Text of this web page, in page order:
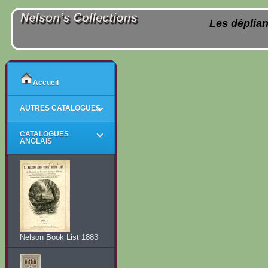
Les
Accueil
AUTRES CATALOGUES
CATALOGUES
ANGLAIS
Nelson Book List 1883